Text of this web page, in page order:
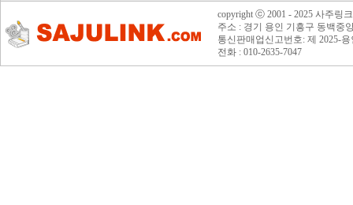
copyright ⓒ 2001 - 2025 사주링
주소 : 경기 용인 기흥구 동백중
통신판매업신고번호: 제 2025-
전화 : 010-2635-7047